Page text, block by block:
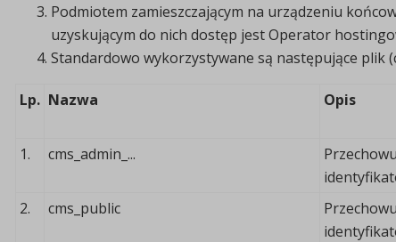
Podmiotem zamieszczającym na urządzeniu
uzyskującym do nich dostęp jest Operator
Standardowo wykorzystywane są następujące plik
Lp. Nazwa Opis
1. cms_admin_...
2. cms_public